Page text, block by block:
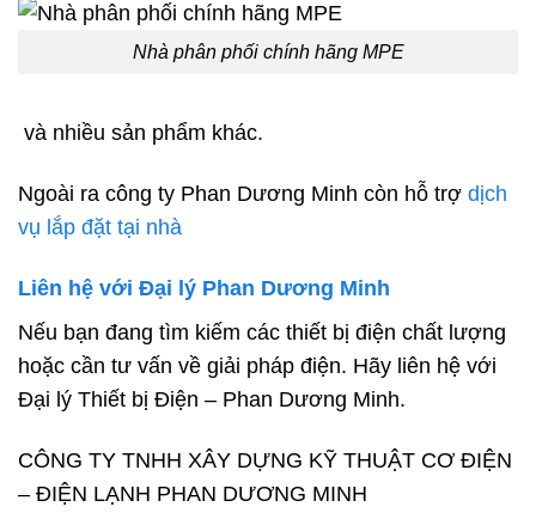
Nhà phân phối chính hãng MPE
và nhiều sản phẩm khác.
Ngoài ra công ty Phan Dương Minh còn hỗ trợ dịch
vụ lắp đặt tại nhà
Liên hệ với Đại lý Phan Dương Minh
Nếu bạn đang tìm kiếm các thiết bị điện chất lượng
hoặc cần tư vấn về giải pháp điện. Hãy liên hệ với
Đại lý Thiết bị Điện – Phan Dương Minh.
CÔNG TY TNHH XÂY DỰNG KỸ THUẬT CƠ ĐIỆN
– ĐIỆN LẠNH PHAN DƯƠNG MINH